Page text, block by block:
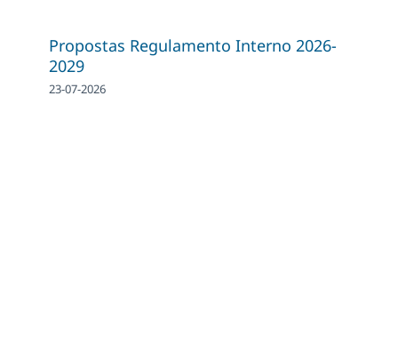
Propostas Regulamento Interno 2026-
2029
23-07-2026